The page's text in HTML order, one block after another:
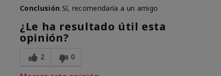
Conclusión Sí, recomendaría a un amigo
¿Le ha resultado útil esta
opinión?
2 0